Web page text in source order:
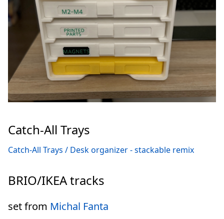
Catch-All Trays
Catch-All Trays / Desk organizer - stackable remix
BRIO/IKEA tracks
set from Michal Fanta